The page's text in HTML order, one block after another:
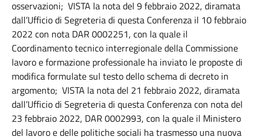
osservazioni; VISTA la nota del 9 febbraio 2022, diramata
dall’Ufficio di Segreteria di questa Conferenza il 10 febbraio
2022 con nota DAR 0002251, con la quale il
Coordinamento tecnico interregionale della Commissione
lavoro e formazione professionale ha inviato le proposte di
modifica formulate sul testo dello schema di decreto in
argomento; VISTA la nota del 21 febbraio 2022, diramata
dall’Ufficio di Segreteria di questa Conferenza con nota del
23 febbraio 2022, DAR 0002993, con la quale il Ministero
del lavoro e delle politiche sociali ha trasmesso una nuova